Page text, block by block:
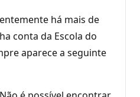
há mais de
conta da Escola do
aparece a seguinte